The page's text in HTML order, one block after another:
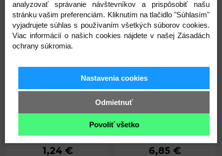
1,12
€
1,24
€
Kreatívna sada chlpaté drôtiky
1,24 €
cca 9,5 x 11
6,85 €
analyzovať správanie návštevníkov a prispôsobiť našu
stránku vašim preferenciám. Kliknutím na tlačidlo "Súhlasím"
vyjadrujete súhlas s používaním všetkých súborov cookies.
Viac informácií o našich cookies nájdete v našej Zásadách
ochrany súkromia.
Nastavenia cookies
Odmietnuť
Povoliť všetko